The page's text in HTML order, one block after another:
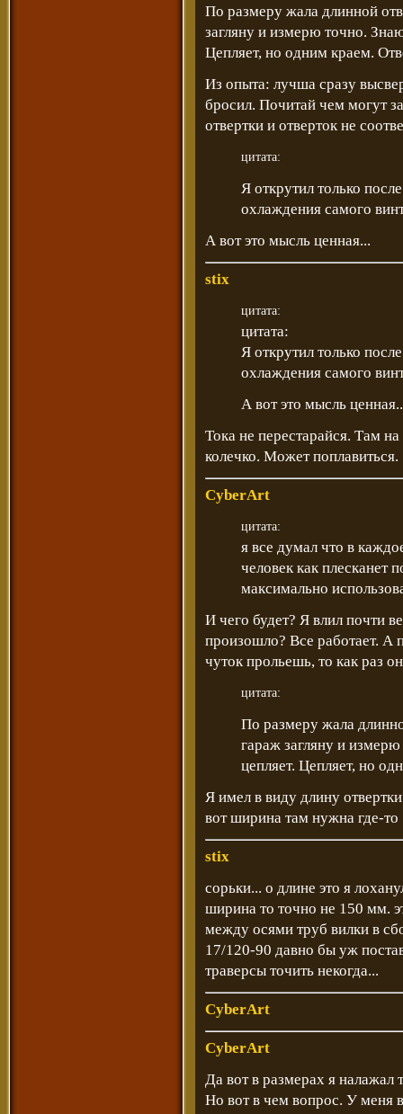
По размеру жала длинной
загляну и измерю точно.
Цепляет, но одним краем.
Из опыта: лучша сразу
бросил. Почитай чем могут
отвертки и отверток не
цитата:
Я открутил только
охлаждения самого
А вот это мысль ценная...
stix
цитата:
цитата:
Я открутил только
охлаждения самого
А вот это мысль
Тока не перестарайся. Там
колечко. Может поплавиться.
CyberArt
цитата:
я все думал что в
человек как плесканет
максимально
И чего будет? Я влил почти
произошло? Все работает. А
чуток прольешь, то как раз
цитата:
По размеру жала
гараж загляну и
цепляет. Цепляет, но
Я имел в виду длину
вот ширина там нужна где-
stix
сорьки... о длине это я
ширина то точно не 150 мм.
между осями труб вилки в
17/120-90 давно бы уж
траверсы точить некогда...
CyberArt
CyberArt
Да вот в размерах я
Но вот в чем вопрос. У меня